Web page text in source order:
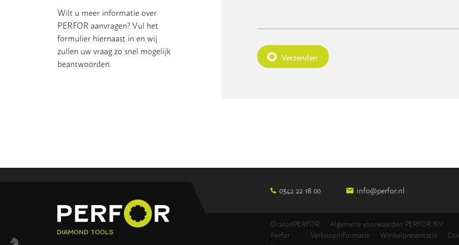
Wilt u meer informatie over
PERFOR aanvragen? Vul het
formulier hiernaast in en wij
zullen uw vraag zo snel mogelijk
beantwoorden.
Verzenden
0342 22 18 00 info@perfor.nl
© 2026PERFOR
Algemene voorwaarden PERFOR B.V.
Perfor
Verkoopinformatie Winkelpresentatie